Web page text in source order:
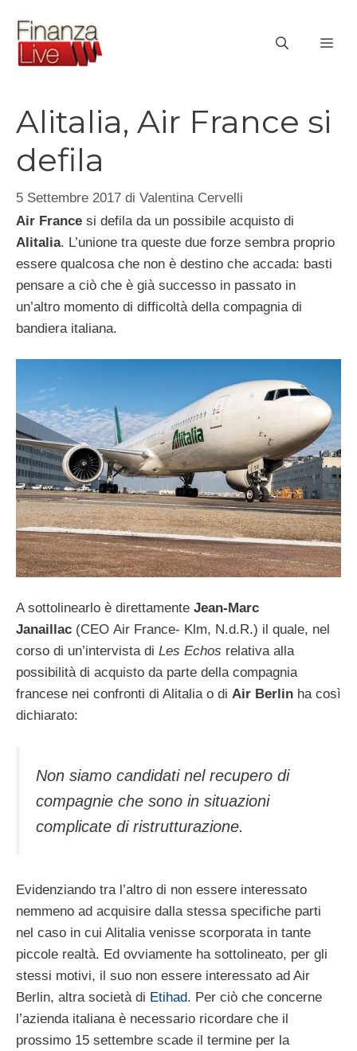
contenuto
Alitalia, Air France si
defila
5 Settembre 2017 di Valentina Cervelli
Air France si defila da un possibile acquisto di
Alitalia. L’unione tra queste due forze sembra proprio
essere qualcosa che non è destino che accada: basti
pensare a ciò che è già successo in passato in
un’altro momento di difficoltà della compagnia di
bandiera italiana.
A sottolinearlo è direttamente Jean-Marc
Janaillac (CEO Air France- Klm, N.d.R.) il quale, nel
corso di un’intervista di Les Echos relativa alla
possibilità di acquisto da parte della compagnia
francese nei confronti di Alitalia o di Air Berlin ha così
dichiarato:
Non siamo candidati nel recupero di
compagnie che sono in situazioni
complicate di ristrutturazione.
Evidenziando tra l’altro di non essere interessato
nemmeno ad acquisire dalla stessa specifiche parti
nel caso in cui Alitalia venisse scorporata in tante
piccole realtà. Ed ovviamente ha sottolineato, per gli
stessi motivi, il suo non essere interessato ad Air
Berlin, altra società di Etihad. Per ciò che concerne
l’azienda italiana è necessario ricordare che il
prossimo 15 settembre scade il termine per la